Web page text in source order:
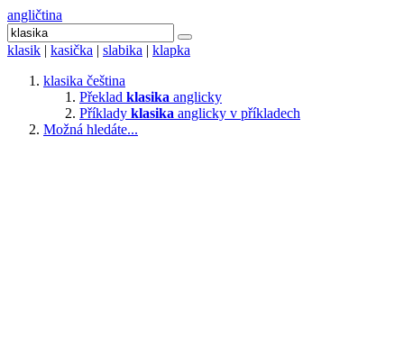
angličtina
klasik | kasička | slabika | klapka
klasika čeština
Překlad klasika anglicky
Příklady klasika anglicky v příkladech
Možná hledáte...